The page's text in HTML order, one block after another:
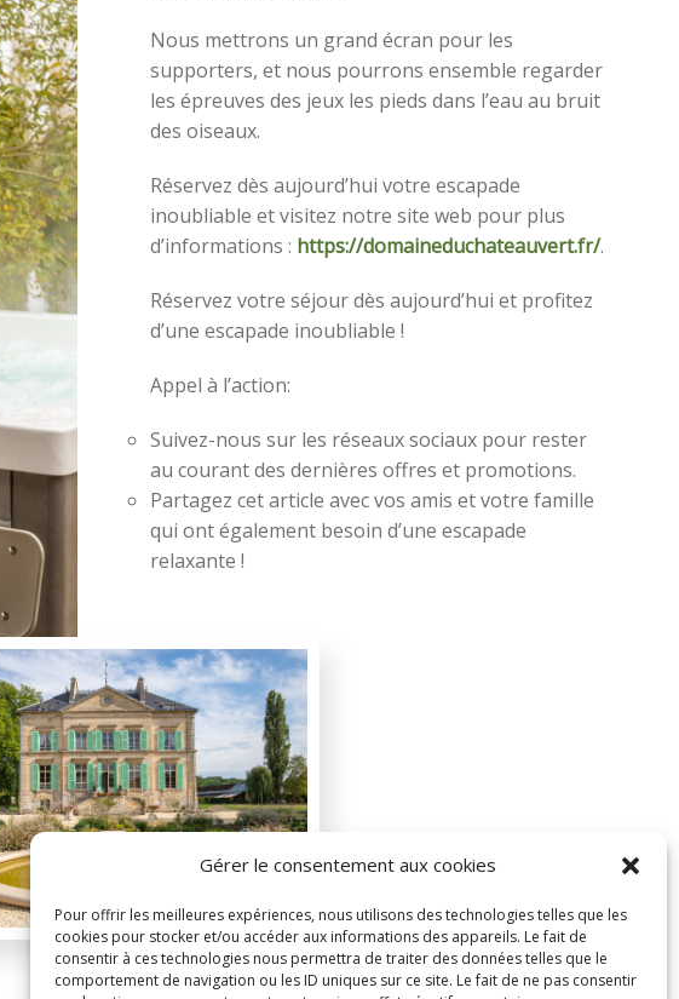
Gérer le consentement aux cookies
Pour offrir les meilleures expériences, nous utilisons des technologies telles que les
cookies pour stocker et/ou accéder aux informations des appareils. Le fait de
consentir à ces technologies nous permettra de traiter des données telles que le
comportement de navigation ou les ID uniques sur ce site. Le fait de ne pas consentir
Nous mettrons un grand écran pour les
supporters, et nous pourrons ensemble regarder
les épreuves des jeux les pieds dans l’eau au bruit
des oiseaux.
Réservez dès aujourd’hui votre escapade
inoubliable et visitez notre site web pour plus
d’informations : https://domaineduchateauvert.fr/.
Réservez votre séjour dès aujourd’hui et profitez
d’une escapade inoubliable !
Appel à l’action:
Suivez-nous sur les réseaux sociaux pour rester
au courant des dernières offres et promotions.
Partagez cet article avec vos amis et votre famille
qui ont également besoin d’une escapade
relaxante !